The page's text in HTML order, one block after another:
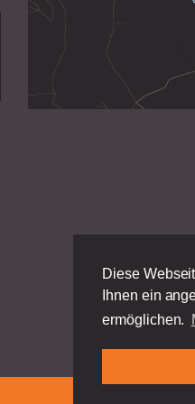
Diese
Ihnen ein
ermöglichen.